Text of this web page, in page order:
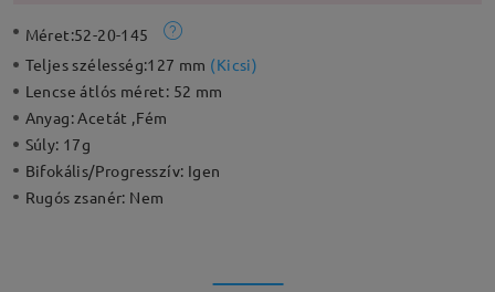
Méret:52-20-145
Teljes szélesség:127 mm (Kicsi)
Lencse átlós méret: 52 mm
Anyag:Acetát ,Fém
Súly: 17g
Bifokális/Progresszív: Igen
Rugós zsanér: Nem